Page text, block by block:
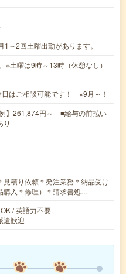
2回土曜出勤があります。
土曜は9時～13時（休憩なし）
はご相談可能です！ ※9月～！
】261,874円～ ■給与の前払い
り
見積り依頼＊発注業務＊納品受け
購入＊修理）＊請求書処…
/ 英語力不要
遣歓迎